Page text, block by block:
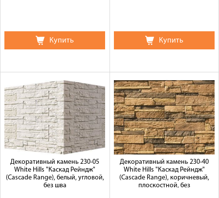
Купить Купить
Декоративный камень 230-05
White Hills "Каскад Рейндж"
(Cascade Range), белый, угловой,
без шва
Декоративный камень 230-40
White Hills "Каскад Рейндж"
(Cascade Range), коричневый,
плоскостной, без